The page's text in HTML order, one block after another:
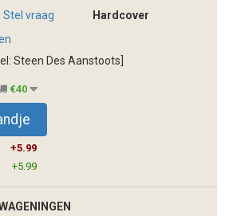
Stel vraag
Hardcover
Steen Des Aanstoots]
€40
+5.99
+5.99